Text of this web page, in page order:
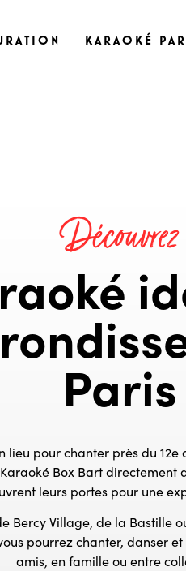
KARAOKÉ
Découvrez
Paris
lieu pour chanter près du
Box Bart
leurs portes pour une
Bercy Village, de la Bastille
pourrez chanter, danser
amis, en famille ou entre